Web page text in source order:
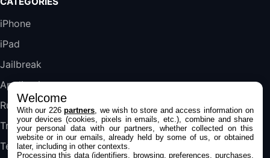
Blanc
Jeu FIFA 20 sur PC (code à télécharger)
45,98€57,99€Rue Du Commerce (Vendeur Tiers)
iPhone
iPad
Jailbreak
Applications
Rumeurs
Trucs & astuces
Tests
Welcome
With our 226partners , we wish to store and access information on
your devices (cookies, pixels in emails, etc.), combine and share
your personal data with our partners, whether collected on this
website or in our emails, already held by some of us, or obtained
later, including in other contexts.
Processing this data (identifiers, browsing, preferences, purchases,